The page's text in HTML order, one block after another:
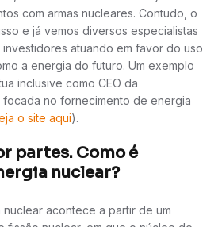
com armas nucleares. Contudo, o
e já vemos diversos especialistas
atuando em favor do uso
a energia do futuro. Um exemplo
inclusive como CEO da
focada no fornecimento de energia
o site aqui).
partes. Como é
nuclear?
acontece a partir de um